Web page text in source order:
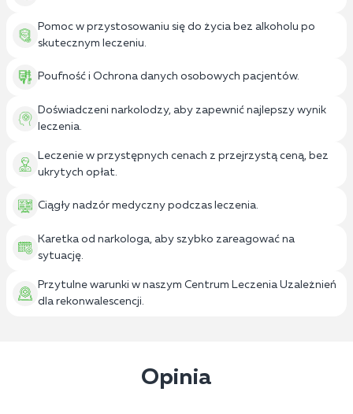
Pomoc w przystosowaniu się do życia bez alkoholu po
skutecznym leczeniu.
Poufność i Ochrona danych osobowych pacjentów.
Doświadczeni narkolodzy, aby zapewnić najlepszy wynik
leczenia.
Leczenie w przystępnych cenach z przejrzystą ceną, bez
ukrytych opłat.
Ciągły nadzór medyczny podczas leczenia.
Karetka od narkologa, aby szybko zareagować na
sytuację.
Przytulne warunki w naszym Centrum Leczenia Uzależnień
dla rekonwalescencji.
Opinia